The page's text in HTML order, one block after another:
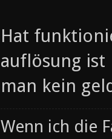
Hat
auflösung ist
man kein
Wenn ich die